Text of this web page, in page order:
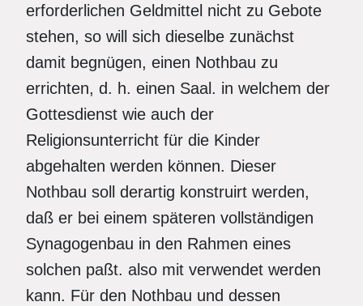
erforderlichen Geldmittel nicht zu Gebote
stehen, so will sich dieselbe zunächst
damit begnügen, einen Nothbau zu
errichten, d. h. einen Saal. in welchem der
Gottesdienst wie auch der
Religionsunterricht für die Kinder
abgehalten werden können. Dieser
Nothbau soll derartig konstruirt werden,
daß er bei einem späteren vollständigen
Synagogenbau in den Rahmen eines
solchen paßt. also mit verwendet werden
kann. Für den Nothbau und dessen